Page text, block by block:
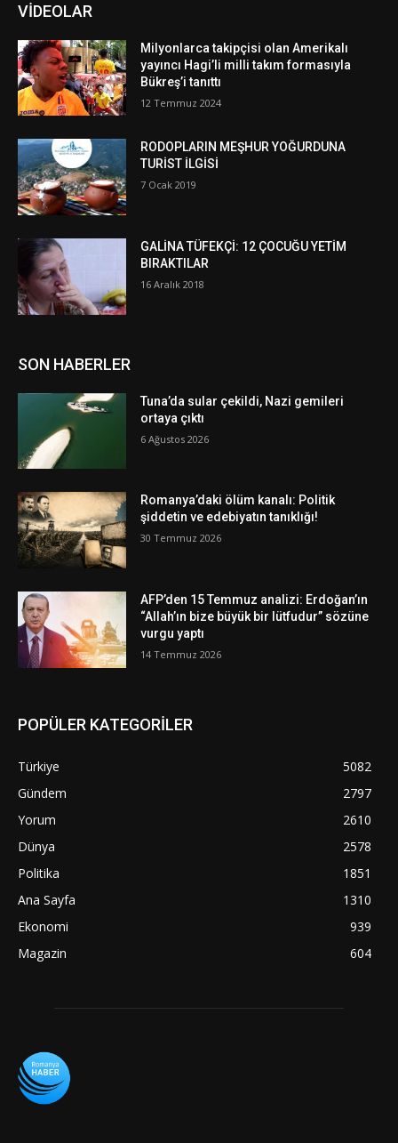
VİDEOLAR
Milyonlarca takipçisi olan Amerikalı
yayıncı Hagi’li milli takım formasıyla
Bükreş’i tanıttı
12 Temmuz 2024
RODOPLARIN MEŞHUR YOĞURDUNA
TURİST İLGİSİ
7 Ocak 2019
GALİNA TÜFEKÇİ: 12 ÇOCUĞU YETİM
BIRAKTILAR
16 Aralık 2018
SON HABERLER
Tuna’da sular çekildi, Nazi gemileri
ortaya çıktı
6 Ağustos 2026
Romanya’daki ölüm kanalı: Politik
şiddetin ve edebiyatın tanıklığı!
30 Temmuz 2026
AFP’den 15 Temmuz analizi: Erdoğan’ın
“Allah’ın bize büyük bir lütfudur” sözüne
vurgu yaptı
14 Temmuz 2026
POPÜLER KATEGORİLER
Türkiye
5082
Gündem
2797
Yorum
2610
Dünya
2578
Politika
1851
Ana Sayfa
1310
Ekonomi
939
Magazin
604